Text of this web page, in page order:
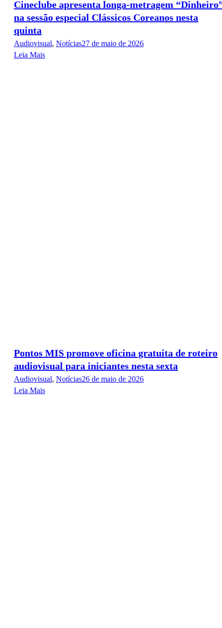
Cineclube apresenta longa-metragem
na sessão especial Clássicos Coreanos nesta
quinta
Audiovisual, Notícias27 de maio de 2026
Leia Mais
Pontos MIS promove oficina gratuita de roteiro
audiovisual para iniciantes nesta sexta
Audiovisual, Notícias26 de maio de 2026
Leia Mais